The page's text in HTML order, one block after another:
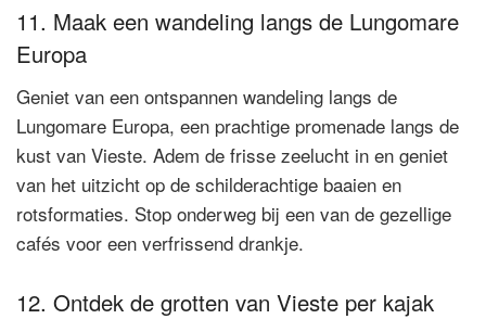
11. Maak een wandeling langs de Lungomare
Europa
Geniet van een ontspannen wandeling langs de
Lungomare Europa, een prachtige promenade langs de
kust van Vieste. Adem de frisse zeelucht in en geniet
van het uitzicht op de schilderachtige baaien en
rotsformaties. Stop onderweg bij een van de gezellige
cafés voor een verfrissend drankje.
12. Ontdek de grotten van Vieste per kajak